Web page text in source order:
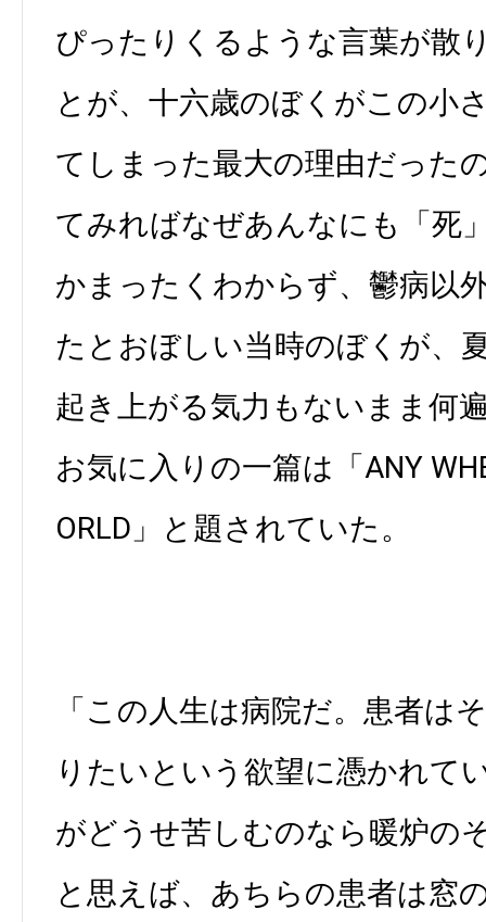
ぴったりくるような言葉が散
とが、十六歳のぼくがこの小
てしまった最大の理由だった
てみればなぜあんなにも「死
かまったくわからず、鬱病以
たとおぼしい当時のぼくが、
起き上がる気力もないまま何
お気に入りの一篇は「ANY
ORLD」と題されていた。
「この人生は病院だ。患者は
りたいという欲望に憑かれて
がどうせ苦しむのなら暖炉の
と思えば、あちらの患者は窓